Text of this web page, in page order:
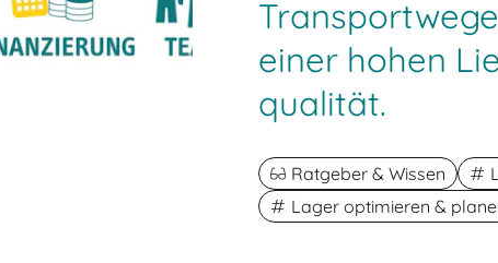
einer hohen
qualität.
Ratgeber & Wissen
Lager optimieren &